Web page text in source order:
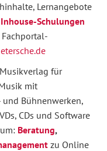
Lernangebote
Inhouse-Schulungen
für
mit
Bühnenwerken,
CDs und Software
Beratung,
zu Online